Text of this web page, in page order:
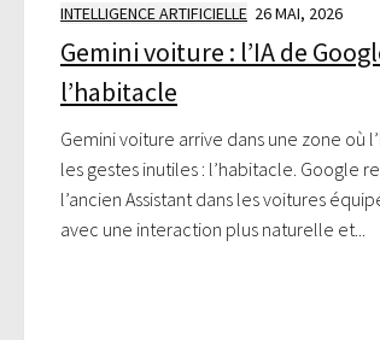
INTELLIGENCE ARTIFICIELLE 26 MAI, 2026
Gemini voiture : l’IA de
l’habitacle
Gemini voiture arrive dans une zone où
les gestes inutiles : l’habitacle. Google
l’ancien Assistant dans les voitures
avec une interaction plus naturelle et...